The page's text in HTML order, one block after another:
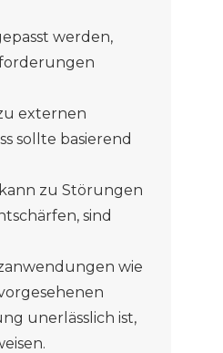
werden,
externen
sollte basierend
zu Störungen
sind
wie
unerlässlich ist,